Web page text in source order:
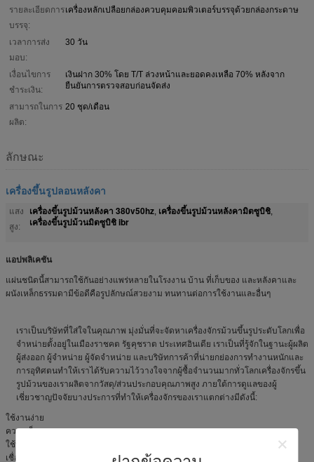
รายละเอียดการ
บรรจุ:
เครื่องหลักเปลือยกล่องควบคุมคอมพิวเตอร์บรรจุด้วยกล่องกระดาษ
เวลาการส่ง
มอบ:
30 วัน
เงื่อนไขการ
ชำระเงิน:
เงินฝาก 30% โดย T/T ล่วงหน้าและยอดคงเหลือ 70% หลังจาก
ยืนยันการตรวจสอบก่อนจัดส่ง
สามารถในการ
ผลิต:
20 ชุด/เดือน
ลักษณะ
เครื่องขึ้นรูปลอนหลังคา
แสง
สูง:
เครื่องขึ้นรูปม้วนหลังคา 380v50hz, เครื่องขึ้นรูปม้วนหลังคามิตซูบิชิ,
เครื่องขึ้นรูปม้วนมิตซูบิชิ ibr
แอปพลิเคชัน
แผ่นชนิดนี้สามารถใช้กันอย่างแพร่หลายในโรงงาน บ้าน ที่เก็บของ และหลังคาและ
ผนังเหล็กธรรมดามีข้อดีคือรูปลักษณ์สวยงาม ทนทานต่อการใช้งานและอื่นๆ
เราเป็นบริษัทที่ใส่ใจในคุณภาพ มุ่งมั่นที่จะจัดหาเครื่องจักรม้วนขึ้นรูประดับโลกเพื่อ
จำหน่ายตั้งอยู่ในเมืองราชคต รัฐคุชราต ประเทศอินเดีย เราเป็นที่รู้จักในฐานะผู้ผลิต
ผู้ส่งออก ผู้จำหน่าย ผู้จัดจำหน่าย และบริษัทการค้าที่น่ายกย่องการทำงานหนักและ
การอุทิศตนทำให้เราได้รับความไว้วางใจจากผู้ซื้อจำนวนมากทั่วโลกเครื่องจักรขึ้น
รูปม้วนของเราผลิตจากวัสดุ/ส่วนประกอบคุณภาพสูง ภายใต้การดูแลของผู้
เชี่ยวชาญปัจจัยบางประการที่ทำให้เครื่องจักรของเราแตกต่างมีดังนี้:
ใช้งานง่าย
ความเร็วสูง
ใช้พลังงานน้อยลง
เชื่อถือได้และมีประสิทธิภาพ